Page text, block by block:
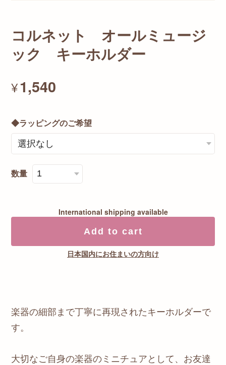
コルネット オールミュージ
ック キーホルダー
¥1,540
◆ラッピングのご希望
数量
International shipping available
Add to cart
日本国内にお住まいの方向け
楽器の細部まで丁寧に再現されたキーホルダーで
す。
大切なご自身の楽器のミニチュアとして、お友達